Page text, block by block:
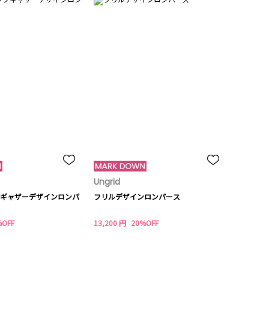
ャザーデザインロンパ
Ungrid
フリルデザインロンパース
13,200 円 20%OFF